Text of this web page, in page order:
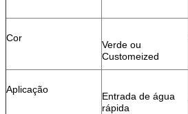
Cor
Verde ou
Customeized
Aplicação
Entrada de água
rápida